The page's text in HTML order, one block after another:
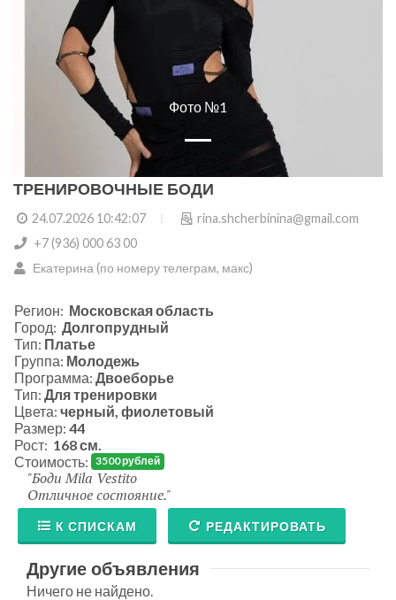
Фото №1
ТРЕНИРОВОЧНЫЕ БОДИ
24.07.2026 10:42:07
rina.shcherbinina@gmail.com
+7 (936) 000 63 00
Екатерина (по номеру телеграм, макс)
Регион: Московская область
Город: Долгопрудный
Тип: Платье
Группа: Молодежь
Программа: Двоеборье
Тип: Для тренировки
Цвета: черный, фиолетовый
Размер: 44
Рост: 168 см.
Стоимость: 3500 рублей
Боди Mila Vestito
Отличное состояние.
К СПИСКАМ РЕДАКТИРОВАТЬ
Другие объявления
Ничего не найдено.